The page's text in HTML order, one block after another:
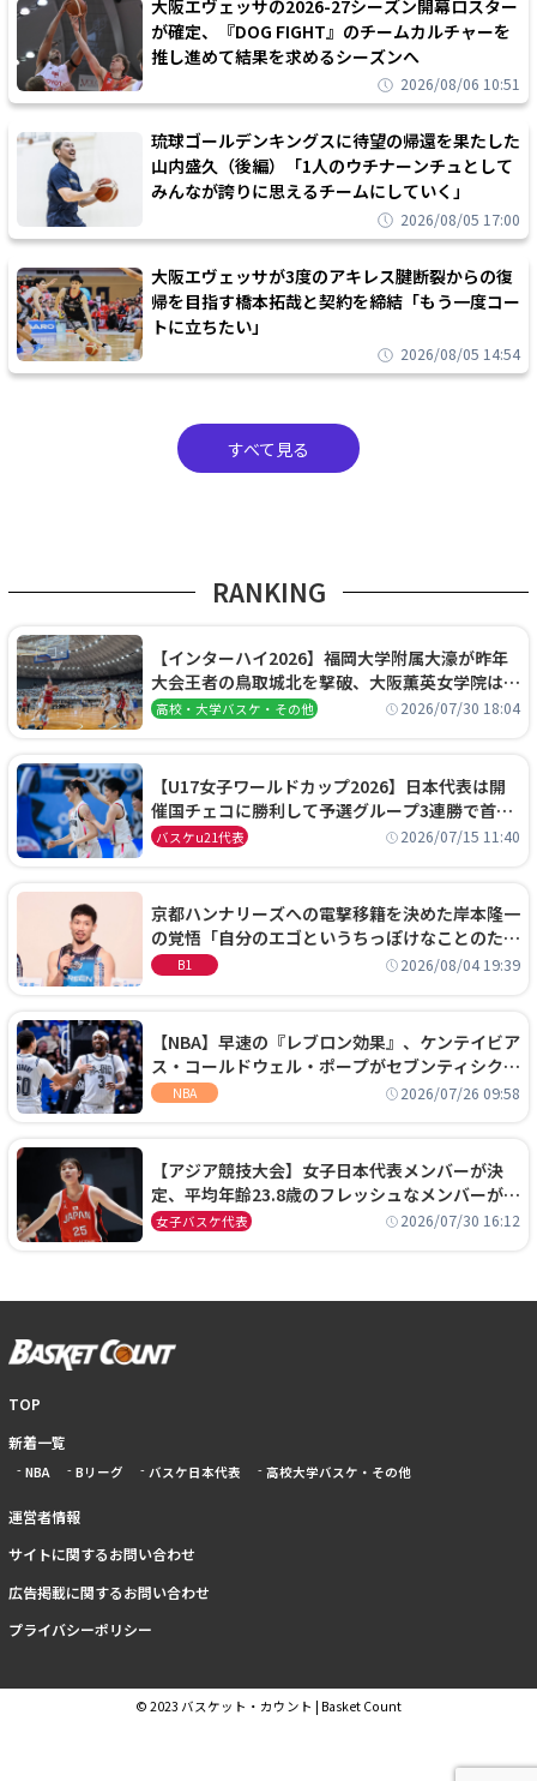
大阪エヴェッサの2026-27シーズン開幕ロスター
が確定、『DOG FIGHT』のチームカルチャーを
推し進めて結果を求めるシーズンへ
2026/08/06 10:51
琉球ゴールデンキングスに待望の帰還を果たした
山内盛久（後編）「1人のウチナーンチュとして
みんなが誇りに思えるチームにしていく」
2026/08/05 17:00
大阪エヴェッサが3度のアキレス腱断裂からの復
帰を目指す橋本拓哉と契約を締結「もう一度コー
トに立ちたい」
2026/08/05 14:54
すべて見る
RANKING
【インターハイ2026】福岡大学附属大濠が昨年
大会王者の鳥取城北を撃破、大阪薫英女学院は岐
阜女子に完勝、大会3日目試合結果
高校・大学バスケ・その他 2026/07/30 18:04
【U17女子ワールドカップ2026】日本代表は開
催国チェコに勝利して予選グループ3連勝で首位
通過！準々決勝の相手はエジプトに決定
バスケu21代表 2026/07/15 11:40
京都ハンナリーズへの電撃移籍を決めた岸本隆一
の覚悟「自分のエゴというちっぽけなことのため
に、京都に来たわけではない」
B1 2026/08/04 19:39
【NBA】早速の『レブロン効果』、ケンテイビア
ス・コールドウェル・ポープがセブンティシクサ
ーズに1年契約で加入
NBA 2026/07/26 09:58
【アジア競技大会】女子日本代表メンバーが決
定、平均年齢23.8歳のフレッシュなメンバーが日
本開催の大舞台で頂点を狙う
女子バスケ代表 2026/07/30 16:12
TOP
新着一覧
NBA Bリーグ バスケ日本代表 高校大学バスケ・その他
運営者情報
サイトに関するお問い合わせ
広告掲載に関するお問い合わせ
プライバシーポリシー
© 2023 バスケット・カウント | Basket Count